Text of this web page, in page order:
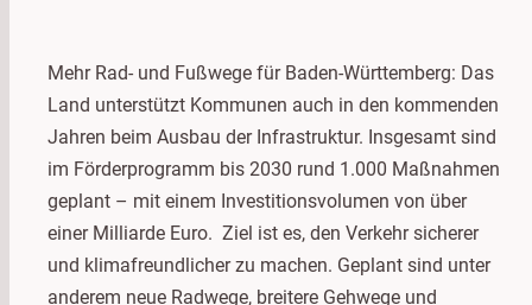
Mehr Rad- und Fußwege für Baden-Württemberg: Das
Land unterstützt Kommunen auch in den kommenden
Jahren beim Ausbau der Infrastruktur. Insgesamt sind
im Förderprogramm bis 2030 rund 1.000 Maßnahmen
geplant – mit einem Investitionsvolumen von über
einer Milliarde Euro. Ziel ist es, den Verkehr sicherer
und klimafreundlicher zu machen. Geplant sind unter
anderem neue Radwege, breitere Gehwege und